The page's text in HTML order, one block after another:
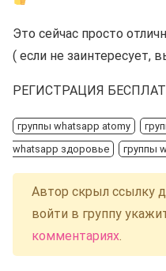
Это сейчас просто
( если не заинтересует,
РЕГИСТРАЦИЯ
группы whatsapp atomy
whatsapp здоровье
группы
Автор скрыл ссылку
войти в группу
комментариях.